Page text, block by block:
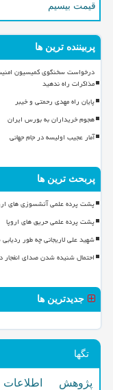
قیمت بیسیم
پربیننده ترین ها
درخواست سخنگوی کمیسیون
مذاکرات راه ندهید
پایان راه مهدی رحمتی و خیبر
هجوم خریداران به بورس ایران
آمار عجیب اولیسه در جام جهانی
پربحث ترین ها
پشت پرده علمی آتشسوزی های
پشت پرده علمی حریق های اروپا
شهید علی لاریجانی چه طور
احتمال شنیده شدن صدای انفجار
جدیدترین ها
تگها
پژوهش اطلاعات